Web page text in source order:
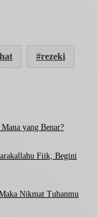
rezeki
yang Benar?
Fiik, Begini
Nikmat Tuhanmu